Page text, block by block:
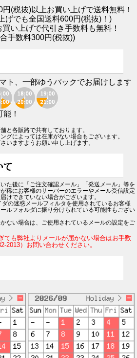
(税抜)以上お買い上げで送料無料！
げでも全国送料600円(税抜)！)
い上げで代引き手数料も無料！
手数料300円(税抜))
ト、一部ゆうパックでお届けします
！
と各販路で共有しております。
グによっては在庫がない場合もございます。
いますようお願い申し上げます。
た後に「ご注文確認メール」「発送メール」等を
稀にお客様のサーバーのエラーやメール受信設定
けできていない場合がございます。
の迷惑メールフィルタを使用されているお客様
ルフォルダに振り分けられている可能性もござい
ない場合は、ご使用されているメールの設定をご
ても弊社よりメールが届かない場合はお手数
2013）お問い合わせください。